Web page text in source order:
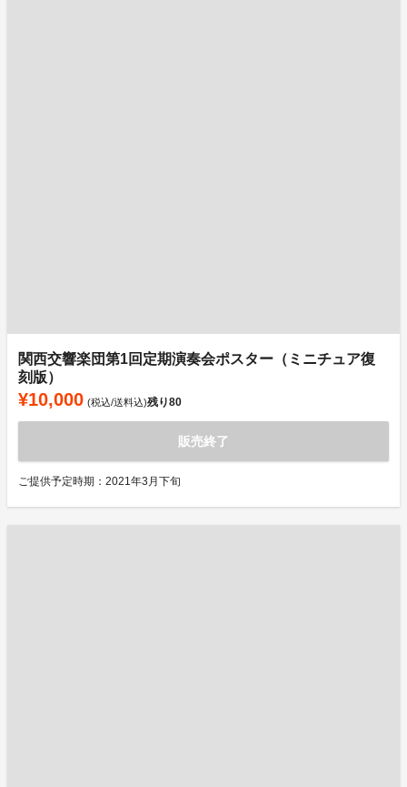
関西交響楽団第1回定期演奏会ポスター（ミニチュア復
刻版）
¥10,000 (税込/送料込)残り80
販売終了
ご提供予定時期：2021年3月下旬